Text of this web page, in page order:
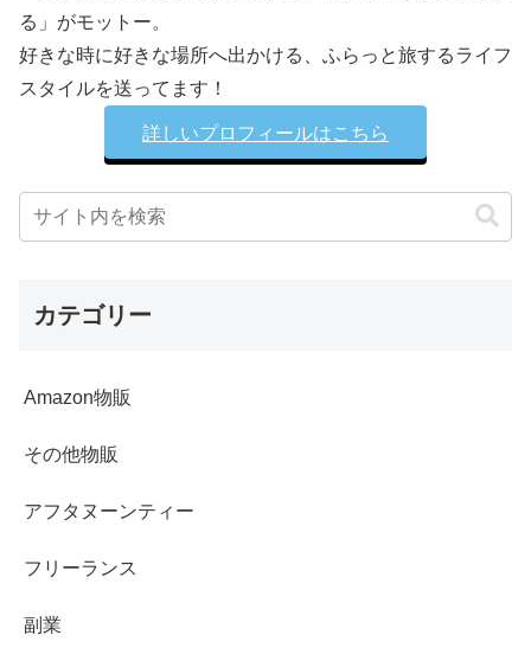
る」がモットー。
好きな時に好きな場所へ出かける、ふらっと旅するライフ
スタイルを送ってます！
詳しいプロフィールはこちら
カテゴリー
Amazon物販
その他物販
アフタヌーンティー
フリーランス
副業